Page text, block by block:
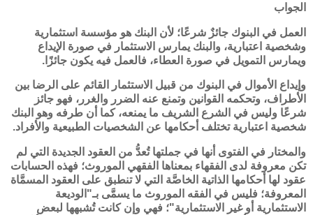
الجواب
العمل في البنوك جائزٌ شرعًا؛ لأن البنك هو مؤسسة استثمارية
وشخصية اعتبارية، والبنك يمارس الاستثمار في صورة الإيداع
ويمارس التمويل في صورة العطاء، فالعمل فيه يكون جائزًا.
وإيداع الأموال في البنوك من قبيل الاستثمار القائم على الرضا بين
الأطراف، وتحكمه القوانين وتمنع عنه الضرر والغرر، فهو جائز
شرعًا وليس في الشرع الشريف ما يمنعه، كما أن طرفه وهو البنك
شخصية اعتبارية تختلف أحكامها عن الشخصيات الطبيعية والأفراد.
والمختار في الفتوى أنها في جملتها تُعدُّ من العقود الجديدة التي لم
تكن معروفة لدى الفقهاء بمعناها الفقهي الموروث؛ فهذه الحسابات
عقود لها أحكامها الذاتية الخاصَّة التي لا تنطبق على العقود المسمَّاة
المعروفة؛ فليس في الفقه الموروث ما يسمَّى بـ"الوديعة
الاستثمارية أو غير الاستثمارية"؛ فهي وإن كانت تُشبهها لبعض